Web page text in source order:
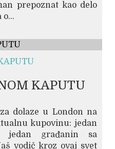
prepoznat kao delo
KAPUTU
dolaze u London na
kupovinu: jedan
građanin sa
vodič kroz ovaj svet